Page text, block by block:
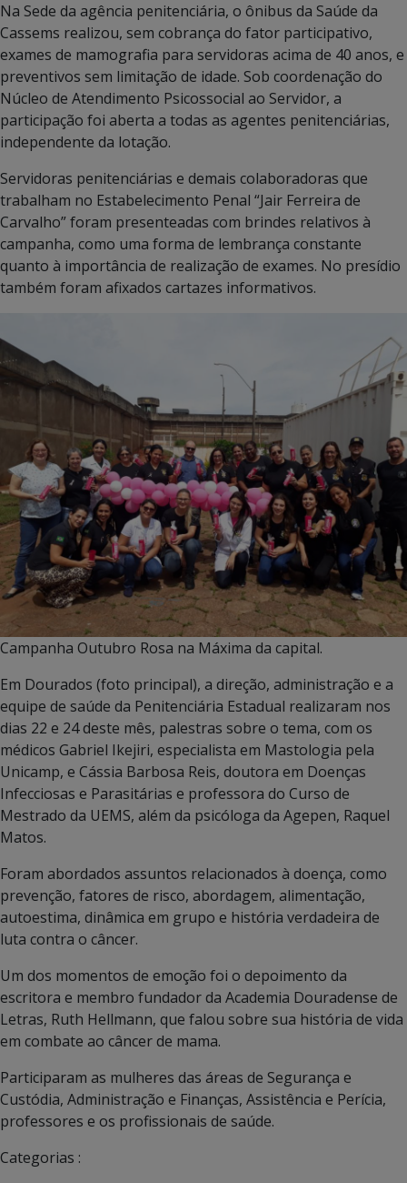
Na Sede da agência penitenciária, o ônibus da Saúde da
Cassems realizou, sem cobrança do fator participativo,
exames de mamografia para servidoras acima de 40 anos, e
preventivos sem limitação de idade. Sob coordenação do
Núcleo de Atendimento Psicossocial ao Servidor, a
participação foi aberta a todas as agentes penitenciárias,
independente da lotação.
Servidoras penitenciárias e demais colaboradoras que
trabalham no Estabelecimento Penal “Jair Ferreira de
Carvalho” foram presenteadas com brindes relativos à
campanha, como uma forma de lembrança constante
quanto à importância de realização de exames. No presídio
também foram afixados cartazes informativos.
Campanha Outubro Rosa na Máxima da capital.
Em Dourados (foto principal), a direção, administração e a
equipe de saúde da Penitenciária Estadual realizaram nos
dias 22 e 24 deste mês, palestras sobre o tema, com os
médicos Gabriel Ikejiri, especialista em Mastologia pela
Unicamp, e Cássia Barbosa Reis, doutora em Doenças
Infecciosas e Parasitárias e professora do Curso de
Mestrado da UEMS, além da psicóloga da Agepen, Raquel
Matos.
Foram abordados assuntos relacionados à doença, como
prevenção, fatores de risco, abordagem, alimentação,
autoestima, dinâmica em grupo e história verdadeira de
luta contra o câncer.
Um dos momentos de emoção foi o depoimento da
escritora e membro fundador da Academia Douradense de
Letras, Ruth Hellmann, que falou sobre sua história de vida
em combate ao câncer de mama.
Participaram as mulheres das áreas de Segurança e
Custódia, Administração e Finanças, Assistência e Perícia,
professores e os profissionais de saúde.
Categorias :